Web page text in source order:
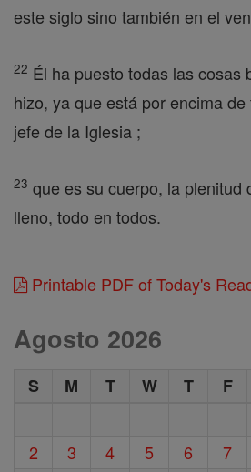
este siglo sino también en el
22 Él ha puesto todas las cosas
hizo, ya que está por encima
jefe de la Iglesia ;
23 que es su cuerpo, la plenitud
lleno, todo en todos.
Printable PDF of Today's
Agosto 2026
S M T W T F
2
3 4 5 6 7